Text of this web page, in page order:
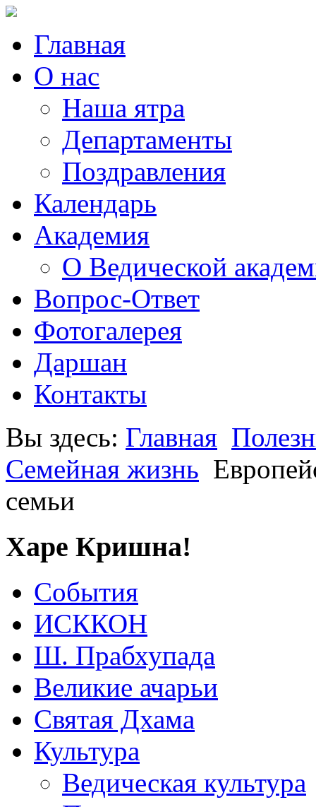
Главная
О нас
Наша ятра
Департаменты
Поздравления
Календарь
Академия
О Ведической
Вопрос-Ответ
Фотогалерея
Даршан
Контакты
Вы здесь: Главная
Семейная жизнь
семьи
Харе Кришна!
События
ИСККОН
Ш. Прабхупада
Великие ачарьи
Святая Дхама
Культура
Ведическая культура